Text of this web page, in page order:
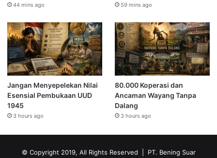
44 mins ago 59 mins ago
Jangan Menyepelekan Nilai
Esensial Pembukaan UUD
1945
3 hours ago
80.000 Koperasi dan
Ancaman Wayang Tanpa
Dalang
3 hours ago
© Copyright 2019, All Rights Reserved | PT. Bening Suar